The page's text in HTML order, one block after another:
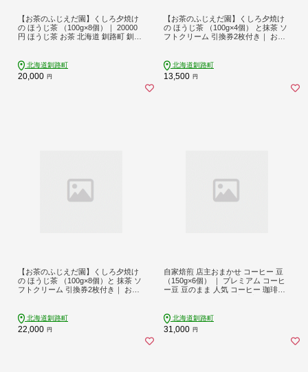
【お茶のふじえだ園】くしろ夕焼け
の ほうじ茶 （100g×8個）｜ 20000
円 ほうじ茶 お茶 北海道 釧路町 釧路
北海道釧路町
20,000 円
【お茶のふじえだ園】くしろ夕焼け
の ほうじ茶 （100g×4個） と抹茶 ソ
フトクリーム 引換券2枚付き｜ お食
産品 br10
北海道釧路町
13,500 円
【お茶のふじえだ園】くしろ夕焼け
の ほうじ茶 （100g×8個）と 抹茶 ソ
フトクリーム 引換券2枚付き｜ お食
産品 br10
北海道釧路町
22,000 円
自家焙煎 店主おまかせ コーヒー 豆
（150g×6個） ｜ プレミアム コーヒ
ー豆 豆のまま 人気 コーヒー 珈琲豆
北海道釧路町
31,000 円